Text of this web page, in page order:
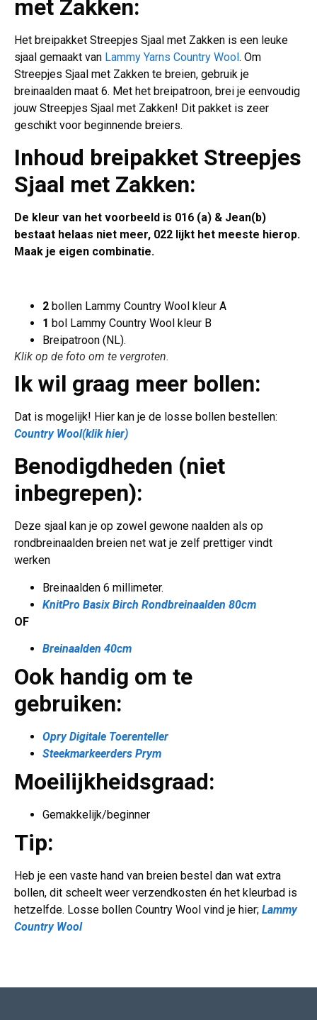
met Zakken:
Het breipakket Streepjes Sjaal met Zakken is een leuke
sjaal gemaakt van Lammy Yarns Country Wool. Om
Streepjes Sjaal met Zakken te breien, gebruik je
breinaalden maat 6. Met het breipatroon, brei je eenvoudig
jouw Streepjes Sjaal met Zakken! Dit pakket is zeer
geschikt voor beginnende breiers.
Inhoud breipakket Streepjes
Sjaal met Zakken:
De kleur van het voorbeeld is 016 (a) & Jean(b)
bestaat helaas niet meer, 022 lijkt het meeste hierop.
Maak je eigen combinatie.
2 bollen Lammy Country Wool kleur A
1 bol Lammy Country Wool kleur B
Breipatroon (NL).
Klik op de foto om te vergroten.
Ik wil graag meer bollen:
Dat is mogelijk! Hier kan je de losse bollen bestellen:
Country Wool(klik hier)
Benodigdheden (niet
inbegrepen):
Deze sjaal kan je op zowel gewone naalden als op
rondbreinaalden breien net wat je zelf prettiger vindt
werken
Breinaalden 6 millimeter.
KnitPro Basix Birch Rondbreinaalden 80cm
OF
Breinaalden 40cm
Ook handig om te
gebruiken:
Opry Digitale Toerenteller
Steekmarkeerders Prym
Moeilijkheidsgraad:
Gemakkelijk/beginner
Tip:
Heb je een vaste hand van breien bestel dan wat extra
bollen, dit scheelt weer verzendkosten én het kleurbad is
hetzelfde. Losse bollen Country Wool vind je hier; Lammy
Country Wool